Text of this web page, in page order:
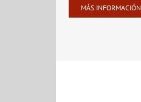
MÁS INFORMACIÓN